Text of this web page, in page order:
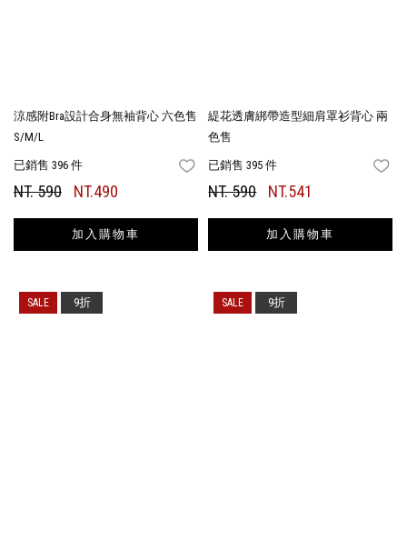
涼感附Bra設計合身無袖背心 六色售
S/M/L
已銷售 396 件 FAVORITES
NT. 590 NT.490
加入購物車
緹花透膚綁帶造型細肩罩衫背心 兩
色售
已銷售 395 件
NT. 590 NT.541
加入購物車
9折 9折